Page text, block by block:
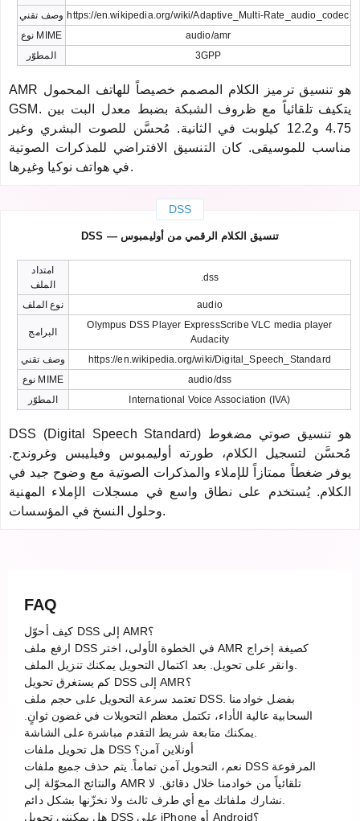
وصف تقني https://en.wikipedia.org/wiki/Adaptive_Multi-Rate_audio_codec
نوع MIME
audio/amr
المطوّر
3GPP
AMR هو تنسيق ترميز الكلام المصمم خصيصاً للهاتف المحمول
GSM. يتكيف تلقائياً مع ظروف الشبكة بضبط معدل البت بين
4.75 و12.2 كيلوبت في الثانية. مُحسَّن للصوت البشري وغير
مناسب للموسيقى. كان التنسيق الافتراضي للمذكرات الصوتية
في هواتف نوكيا وغيرها.
DSS
DSS — تنسيق الكلام الرقمي من أوليمبوس
امتداد
الملف
.dss
نوع الملف audio
البرامج
Olympus DSS Player ExpressScribe VLC media player
Audacity
وصف تقني
https://en.wikipedia.org/wiki/Digital_Speech_Standard
نوع MIME
audio/dss
المطوّر
International Voice Association (IVA)
DSS (Digital Speech Standard) هو تنسيق صوتي مضغوط
مُحسَّن لتسجيل الكلام، طورته أوليمبوس وفيليبس وغروندج.
يوفر ضغطاً ممتازاً للإملاء والمذكرات الصوتية مع وضوح جيد في
الكلام. يُستخدم على نطاق واسع في مسجلات الإملاء المهنية
وحلول النسخ في المؤسسات.
FAQ
كيف أحوّل DSS إلى AMR؟
ارفع ملف DSS في الخطوة الأولى، اختر AMR كصيغة إخراج
كم يستغرق تحويل DSS إلى AMR؟
تعتمد سرعة التحويل على حجم ملف DSS. بفضل خوادمنا
السحابية عالية الأداء، تكتمل معظم التحويلات في غضون ثوانٍ.
هل تحويل ملفات DSS أونلاين آمن؟
نعم، التحويل آمن تماماً. يتم حذف جميع ملفات DSS المرفوعة
والنتائج المحوّلة إلى AMR تلقائياً من خوادمنا خلال دقائق. لا
هل يمكنني تحويل DSS على iPhone أو Android؟